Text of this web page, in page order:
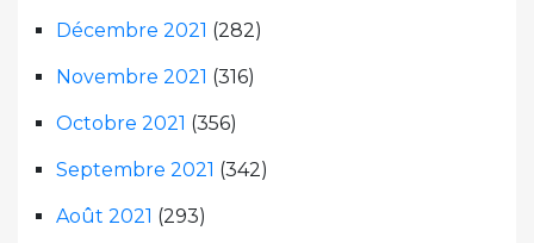
Décembre 2021 (282)
Novembre 2021 (316)
Octobre 2021 (356)
Septembre 2021 (342)
Août 2021 (293)